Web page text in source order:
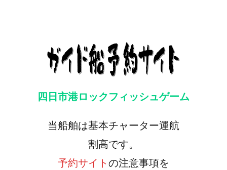
四日市港ロックフィッシュゲーム
当船舶は基本チャーター運航
割高です。
予約サイト の注意事項を